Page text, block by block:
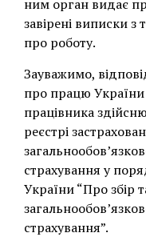
ним орган видає
завірені виписки
про роботу.
Зауважимо,
про працю України
працівника
реєстрі
страхування у
України “Про збір
страхування”.